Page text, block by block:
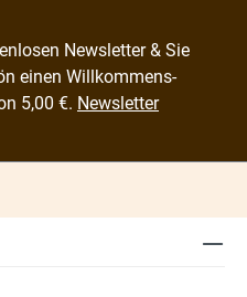
Newsletter & Sie
einen Willkommens-
5,00 €. Newsletter